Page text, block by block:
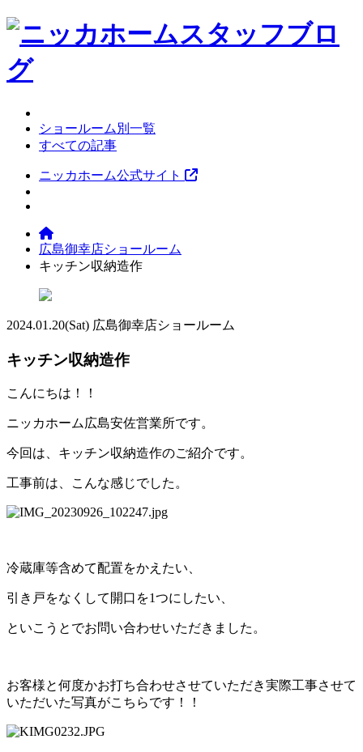
ショールーム別一覧
すべての記事
ニッカホーム公式サイト
広島御幸店ショールーム
キッチン収納造作
2024.01.20(Sat) 広島御幸店ショールーム
キッチン収納造作
こんにちは！！
ニッカホーム広島安佐営業所です。
今回は、キッチン収納造作のご紹介です。
工事前は、こんな感じでした。
冷蔵庫等含めて配置をかえたい、
引き戸をなくして開口を1つにしたい、
といこうとでお問い合わせいただきました。
お客様と何度かお打ち合わせさせていただき実際工事させて
いただいた写真がこちらです！！